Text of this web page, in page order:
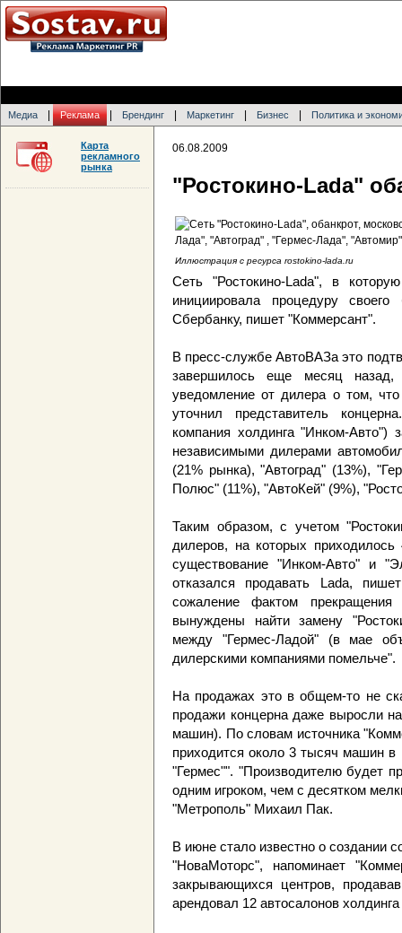
Медиа Реклама Брендинг Маркетинг Бизнес Политика и
06.08.2009
"Ростокино-Lada"
Иллюстрация с ресурса rostokino-lada.ru
Сеть "Ростокино-Lada", в
инициировала процедуру
Сбербанку, пишет "Коммерсант".
В пресс-службе АвтоВАЗа это
завершилось еще месяц назад,
уведомление от дилера о том,
уточнил представитель
компания холдинга "Инком-Авто")
независимыми дилерами
(21% рынка), "Автоград" (13%),
Полюс" (11%), "АвтоКей" (9%),
Таким образом, с учетом
дилеров, на которых
существование "Инком-Авто" и
отказался продавать Lada,
сожаление фактом
вынуждены найти замену
между "Гермес-Ладой" (в мае
дилерскими компаниями помельче".
На продажах это в общем-то не
продажи концерна даже выросли
машин). По словам источника
приходится около 3 тысяч машин в
"Гермес"". "Производителю будет
одним игроком, чем с десятком
"Метрополь" Михаил Пак.
В июне стало известно о создании
"НоваМоторс", напоминает
закрывающихся центров,
арендовал 12 автосалонов
Карта
рекламного
рынка